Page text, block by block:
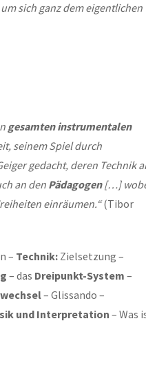
sich ganz dem eigentlichen
gesamten instrumentalen
seinem Spiel durch
gedacht, deren Technik
an den Pädagogen[…]
einräumen.“(Tibor
– Technik: Zielsetzung –
– das Dreipunkt-System –
– Glissando –
und Interpretation– Was